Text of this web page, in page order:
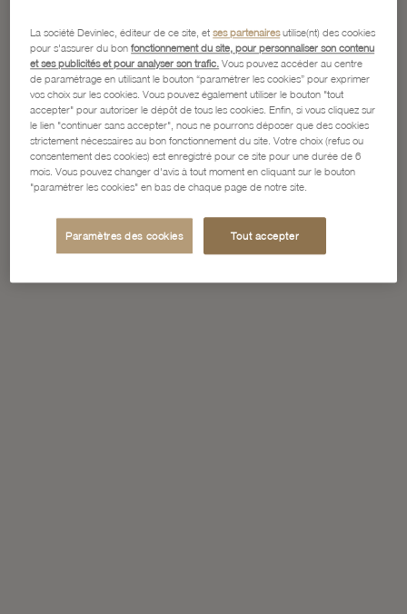
La société Devinlec, éditeur de ce site, etses partenairesutilise(nt) des cookies
pour s'assurer du bonfonctionnement du site, pour personnaliser son contenu
et ses publicités et pour analyser son trafic. Vous pouvez accéder au centre
de paramétrage en utilisant le bouton “paramétrer les cookies” pour exprimer
vos choix sur les cookies. Vous pouvez également utiliser le bouton "tout
accepter" pour autoriser le dépôt de tous les cookies. Enfin, si vous cliquez sur
le lien "continuer sans accepter", nous ne pourrons déposer que des cookies
strictement nécessaires au bon fonctionnement du site. Votre choix (refus ou
consentement des cookies) est enregistré pour ce site pour une durée de 6
mois. Vous pouvez changer d'avis à tout moment en cliquant sur le bouton
"paramétrer les cookies" en bas de chaque page de notre site.
Paramètres des cookies Tout accepter